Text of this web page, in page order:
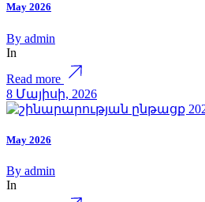
May 2026
By admin
In
Read more
8 Մայիսի, 2026
May 2026
By admin
In